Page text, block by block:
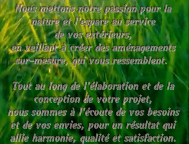
Nous mettons notre passion pour la
nature et l'espace au service
de vos extérieurs,
en veillant à créer des aménagements
sur-mesure, qui vous ressemblent.
Tout au long de l'élaboration et de la
conception de votre projet,
nous sommes à l'écoute de vos besoins
et de vos envies, pour un résultat qui
allie harmonie, qualité et satisfaction.